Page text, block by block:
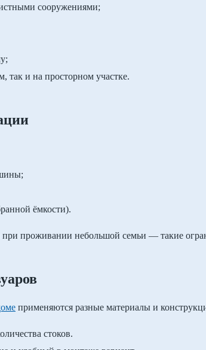
сооружениями;
так и на просторном участке.
ёмкости).
проживании небольшой семьи — такие
применяются разные материалы и
стоков.